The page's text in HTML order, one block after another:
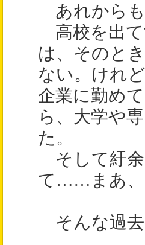
あれから
高校を出て
は、そのと
ない。けれ
企業に勤め
ら、大学や
た。
そして紆余
て……まあ、
そんな過去